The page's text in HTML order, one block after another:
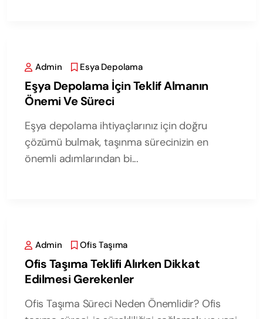
Admin Esya Depolama
Eşya Depolama İçin Teklif Almanın
Önemi Ve Süreci
Eşya depolama ihtiyaçlarınız için doğru
çözümü bulmak, taşınma sürecinizin en
önemli adımlarından bi...
Admin Ofis Taşıma
Ofis Taşıma Teklifi Alırken Dikkat
Edilmesi Gerekenler
Ofis Taşıma Süreci Neden Önemlidir? Ofis